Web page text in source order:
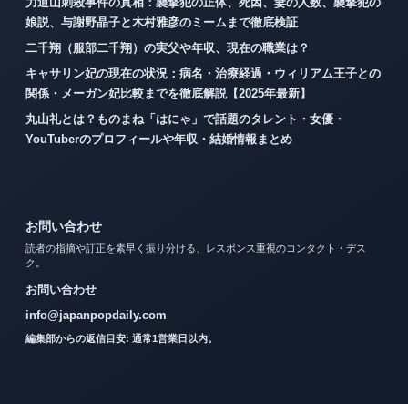
娘説、与謝野晶子と木村雅彦のミームまで徹底検証
二千翔（服部二千翔）の実父や年収、現在の職業は？
キャサリン妃の現在の状況：病名・治療経過・ウィリアム王子との
関係・メーガン妃比較までを徹底解説【2025年最新】
丸山礼とは？ものまね「はにゃ」で話題のタレント・女優・
YouTuberのプロフィールや年収・結婚情報まとめ
お問い合わせ
読者の指摘や訂正を素早く振り分ける、レスポンス重視のコンタクト・デス
ク。
お問い合わせ
info@japanpopdaily.com
編集部からの返信目安: 通常1営業日以内。